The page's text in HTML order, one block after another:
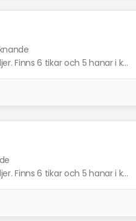
Finns 6 tikar och 5 hanar i k...
Finns 6 tikar och 5 hanar i k...